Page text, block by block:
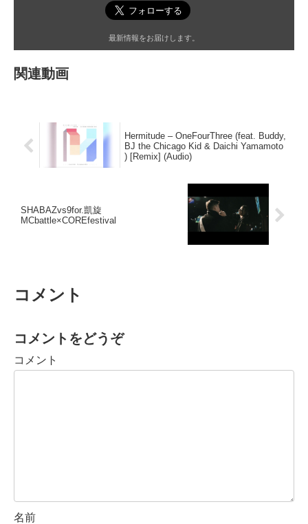
最新情報をお届けします。
関連動画
Hermitude – OneFourThree (feat. Buddy,
BJ the Chicago Kid & Daichi Yamamoto
) [Remix] (Audio)
SHABAZvs9for.凱旋
MCbattle×COREfestival
コメント
コメントをどうぞ
コメント
名前